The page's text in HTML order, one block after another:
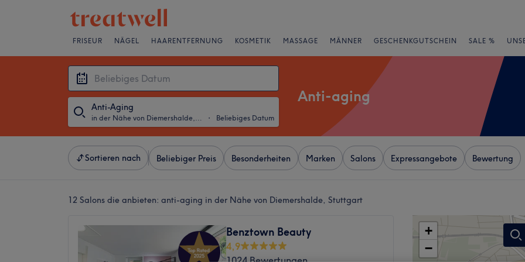
FRISEUR NÄGEL HAARENTFERNUNG KOSMETIK MASSAGE MÄNNER GESCHENKGUTSCHEIN SALE %
Anti-Aging
in der Nähe von Diemershalde, Stuttgart ・ Beliebiges Datum
Anti-aging
Sortieren nach Beliebiger Preis Besonderheiten Marken Salons Expressangebote Bewertung
12 Salons die anbieten: anti-aging in der Nähe von Diemershalde, Stuttgart
Benztown Beauty
4,9
+
−